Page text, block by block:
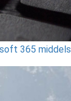
365 middels